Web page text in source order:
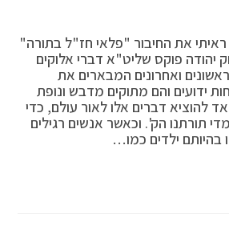
את החיבור "פלאי חז"ל בתורה"
יהודה פוקס שליט"א דברי אלוקים
ואחרונים המבארים את
ידועים והם מתוקים מדבש ונופת
להוציא דברים אלו לאור עולם, כדי
תורתנו הק'. וכאשר אנשים רגילים
ילדים כמו…